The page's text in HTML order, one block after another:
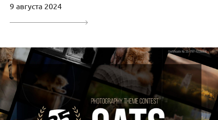
9 августа 2024